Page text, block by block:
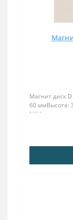
Магнит диск
60 ммВысота: